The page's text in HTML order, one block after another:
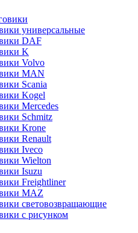
универсальные
DAF
K
Volvo
MAN
Scania
Kogel
Mercedes
Schmitz
Krone
Renault
Iveco
Wielton
Isuzu
Freightliner
MAZ
световозвращающие
с рисунком